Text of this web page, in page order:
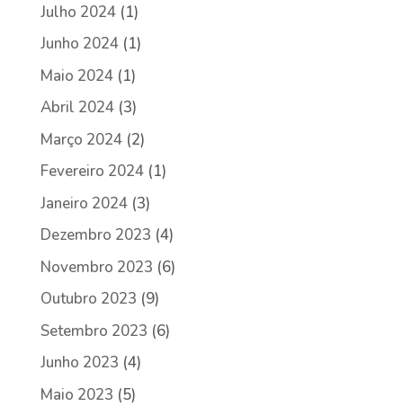
Julho 2024(1)
Junho 2024(1)
Maio 2024(1)
Abril 2024(3)
Março 2024(2)
Fevereiro 2024(1)
Janeiro 2024(3)
Dezembro 2023 (4)
Novembro 2023 (6)
Outubro 2023 (9)
Setembro 2023 (6)
Junho 2023 (4)
Maio 2023 (5)